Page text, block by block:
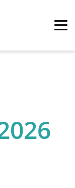
Breast Cancer
en meer een
inzake